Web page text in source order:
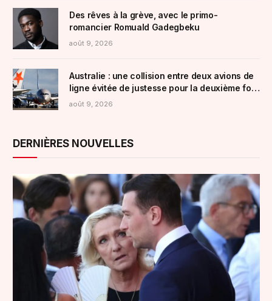
Des rêves à la grève, avec le primo-
romancier Romuald Gadegbeku
août 9, 2026
Australie : une collision entre deux avions de
ligne évitée de justesse pour la deuxième fois
en 15 jours à Sydney
août 9, 2026
DERNIÈRES NOUVELLES